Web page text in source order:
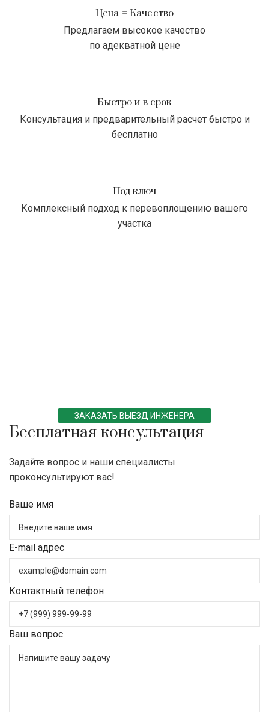
Цена = Качество
Предлагаем высокое качество
по адекватной цене
Быстро и в срок
Консультация и предварительный расчет быстро и
бесплатно
Под ключ
Комплексный подход к перевоплощению вашего
участка
ЗАКАЗАТЬ ВЫЕЗД ИНЖЕНЕРА
Бесплатная консультация
Задайте вопрос и наши специалисты
проконсультируют вас!
Ваше имя
E-mail адрес
Контактный телефон
Ваш вопрос